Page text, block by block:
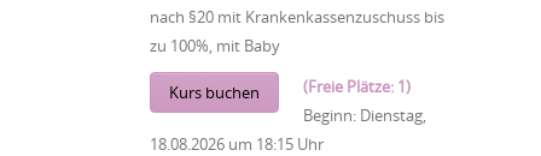
nach §20 mit Krankenkassenzuschuss bis
zu 100%, mit Baby
Kurs buchen
(Freie Plätze: 1)
Beginn: Dienstag,
18.08.2026 um 18:15 Uhr